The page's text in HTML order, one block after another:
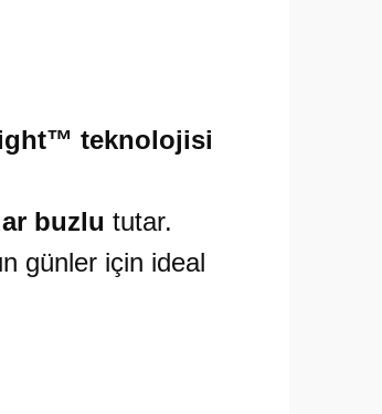
teknolojisi
buzlu tutar.
günler için ideal